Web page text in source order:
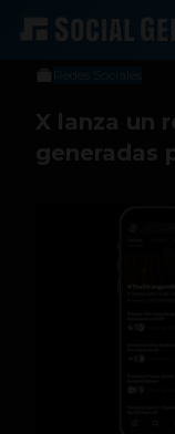
Social Geek
6 de
X lanza un
generadas